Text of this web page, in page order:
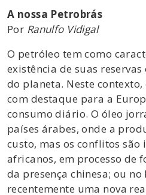
A nossa Petrobrás
Por Ranulfo Vidigal
O petróleo tem como
existência de suas
do planeta. Neste
com destaque para a
consumo diário. O óleo
países árabes, onde a
custo, mas os conflitos são
africanos, em processo de
da presença chinesa; ou
recentemente uma nova